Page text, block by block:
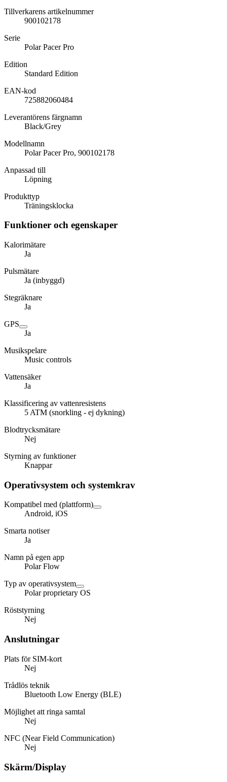
Tillverkarens artikelnummer
900102178
Serie
Polar Pacer Pro
Edition
Standard Edition
EAN-kod
725882060484
Leverantörens färgnamn
Black/Grey
Modellnamn
Polar Pacer Pro, 900102178
Anpassad till
Löpning
Produkttyp
Träningsklocka
Funktioner och egenskaper
Kalorimätare
Ja
Pulsmätare
Ja (inbyggd)
Stegräknare
Ja
GPS
Ja
Musikspelare
Music controls
Vattensäker
Ja
Klassificering av vattenresistens
5 ATM (snorkling - ej dykning)
Blodtrycksmätare
Nej
Styrning av funktioner
Knappar
Operativsystem och systemkrav
Kompatibel med (plattform)
Android, iOS
Smarta notiser
Ja
Namn på egen app
Polar Flow
Typ av operativsystem
Polar proprietary OS
Röststyrning
Nej
Anslutningar
Plats för SIM-kort
Nej
Trådlös teknik
Bluetooth Low Energy (BLE)
Möjlighet att ringa samtal
Nej
NFC (Near Field Communication)
Nej
Skärm/Display